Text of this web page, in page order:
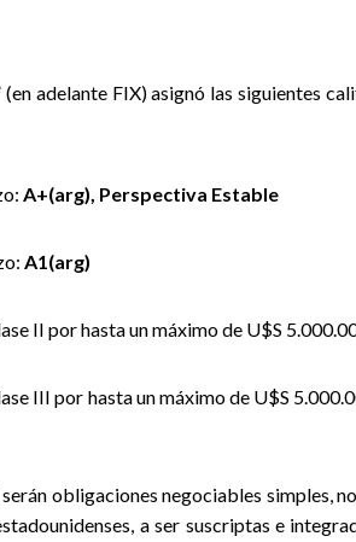
(en adelante FIX) asignó las siguientes
A+(arg), Perspectiva Estable
A1(arg)
II por hasta un máximo de U$S
III por hasta un máximo de U$S
obligaciones negociables simples,
a ser suscriptas e